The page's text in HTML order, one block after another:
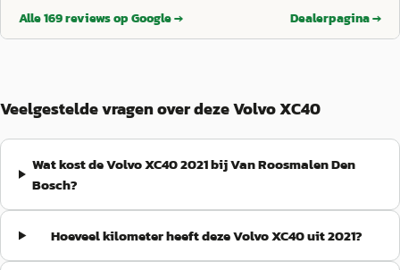
koning. Dat ligt niet aan een individu, dat ligt aan de cultuur en
aan de aansturing. En dat doen ze erg goed. Dikke aanrader.
Alle169reviews op Google → Dealerpagina →
Veelgestelde vragen over deze Volvo XC40
Wat kost de Volvo XC40 2021 bij Van Roosmalen Den
Bosch?
Hoeveel kilometer heeft deze Volvo XC40 uit 2021?